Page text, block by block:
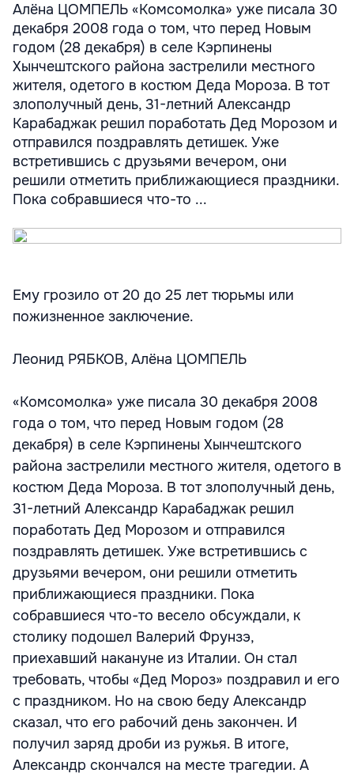
Алёна ЦОМПЕЛЬ «Комсомолка» уже писала 30
декабря 2008 года о том, что перед Новым
годом (28 декабря) в селе Кэрпинены
Хынчештского района застрелили местного
жителя, одетого в костюм Деда Мороза. В тот
злополучный день, 31-летний Александр
Карабаджак решил поработать Дед Морозом и
отправился поздравлять детишек. Уже
встретившись с друзьями вечером, они
решили отметить приближающиеся праздники.
Пока собравшиеся что-то ...
Ему грозило от 20 до 25 лет тюрьмы или
пожизненное заключение.
Леонид РЯБКОВ, Алёна ЦОМПЕЛЬ
«Комсомолка» уже писала 30 декабря 2008
года о том, что перед Новым годом (28
декабря) в селе Кэрпинены Хынчештского
района застрелили местного жителя, одетого в
костюм Деда Мороза. В тот злополучный день,
31-летний Александр Карабаджак решил
поработать Дед Морозом и отправился
поздравлять детишек. Уже встретившись с
друзьями вечером, они решили отметить
приближающиеся праздники. Пока
собравшиеся что-то весело обсуждали, к
столику подошел Валерий Фрунзэ,
приехавший накануне из Италии. Он стал
требовать, чтобы «Дед Мороз» поздравил и его
с праздником. Но на свою беду Александр
сказал, что его рабочий день закончен. И
получил заряд дроби из ружья. В итоге,
Александр скончался на месте трагедии. А